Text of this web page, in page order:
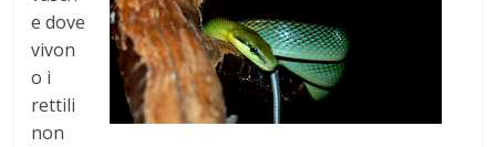
e dove
vivon
o i
rettili
non